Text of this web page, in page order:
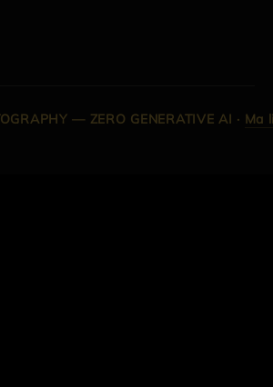
— ZERO GENERATIVE AI · Ma